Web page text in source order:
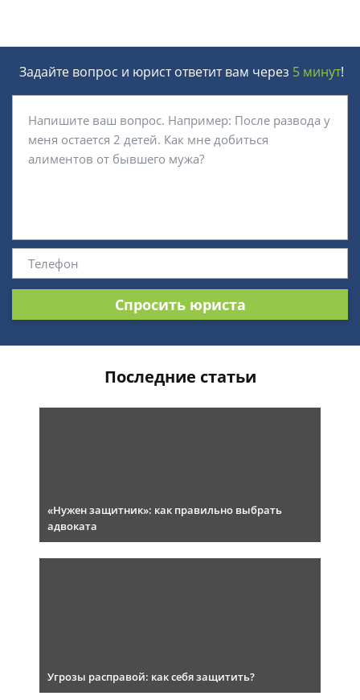
Задайте вопрос и юрист ответит вам через 5 минут!
Спросить юриста
Последние статьи
«Нужен защитник»: как правильно выбрать
адвоката
Угрозы расправой: как себя защитить?